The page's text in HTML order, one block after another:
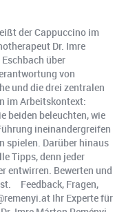
der Cappuccino im
Dr. Imre
über
von
und die drei zentralen
im Arbeitskontext:
beiden beleuchten, wie
ineinandergreifen
spielen. Darüber hinaus
Tipps, denn jeder
entwirren. Bewerten und
Feedback, Fragen,
Ihr Experte für